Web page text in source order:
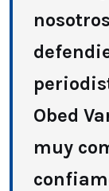
Obed
muy